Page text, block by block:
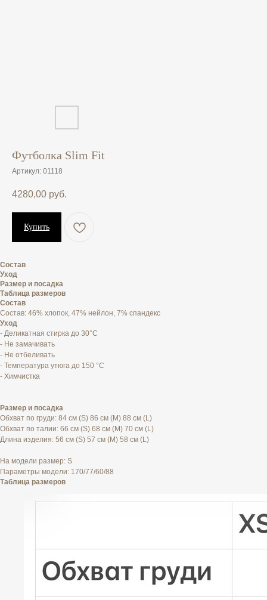
Футболка Slim Fit
Артикул: 01118
4280,00 руб.
Купить
Состав
Уход
Размер и посадка
Таблица размеров
Состав
Состав: 46% хлопок, 47% нейлон, 7% спандекс
Уход
- Деликатная стирка до 30°C
- Не замачивать
- Не отбеливать
- Температура утюга до 150 °C
- Химчистка
Размер и посадка
Обхват по груди: 84 см (S) 86 см (M) 88 см (L)
Обхват по талии: 66 см (S) 68 см (M) 70 см (L)
Длина изделия: 56 см (S) 57 см (M) 58 см (L)
На модели размер: S
Параметры модели: 170/77/60/88
Таблица размеров